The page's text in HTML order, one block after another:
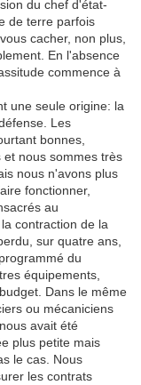
du chef d'état-
de terre parfois
cacher, non plus,
En l'absence
commence à
une seule origine: la
Les
bonnes,
nous sommes très
nous n'avons plus
fonctionner,
au
contraction de la
sur quatre ans,
du
équipements,
Dans le même
ou mécaniciens
avait été
plus petite mais
le cas. Nous
les contrats